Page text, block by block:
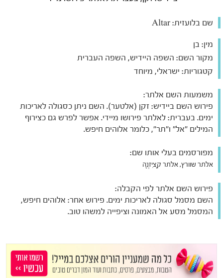
שם בלועזית:
מין: בן
מקור השם: השפה היידיש, השפה העברית
קטגוריות: ישראלי, מיוחד
משמעות השם אלתר:
פירוש השם ביידיש: זקן (אלטער). השם ניתן כסגולה לאריכות
ימים. בעברית: לאלתר פירושו מיידי. אפשר לפרש גם כצירוף
המילים "אל" ו"תר", כלומר אלוהים חיפש.
מפורסמים בעלי אותו שם:
אלתר שוורץ, אלתר קָצִיזְנֶה
פירוש השם אלתר לפי הקבלה:
השם מסמל סגולה לאריכות ימים. פירוש אחר: אלוהים חיפש,
המסמל מסע אל האמונה וציפייה למשהו טוב.